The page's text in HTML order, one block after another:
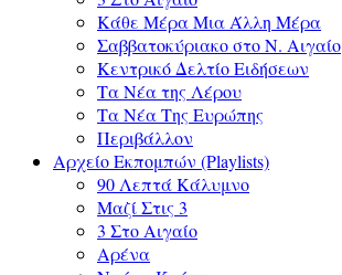
Κάθε Μέρα Μια Άλλη Μέρα
Σαββατοκύριακο στο Ν. Αιγαίο
Κεντρικό Δελτίο Ειδήσεων
Τα Νέα της Λέρου
Τα Νέα Της Ευρώπης
Περιβάλλον
Αρχείο Εκπομπών (Playlists)
90 Λεπτά Κάλυμνο
Μαζί Στις 3
3 Στο Αιγαίο
Αρένα